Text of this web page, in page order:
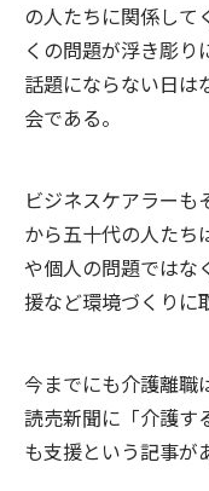
の人たちに関係して
くの問題が浮き彫り
話題にならない日は
会である。
ビジネスケアラーも
から五十代の人たち
や個人の問題ではな
援など環境づくりに
今までにも介護離職
読売新聞に「介護す
も支援という記事が